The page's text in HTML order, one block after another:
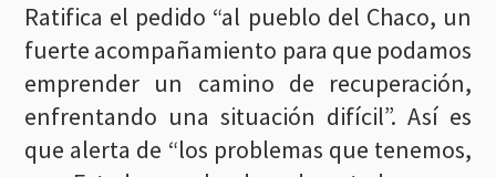
Ratifica el pedido “al pueblo del Chaco, un
fuerte acompañamiento para que podamos
emprender un camino de recuperación,
enfrentando una situación difícil”. Así es
que alerta de “los problemas que tenemos,